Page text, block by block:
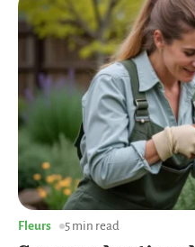
Fleurs 5 min read